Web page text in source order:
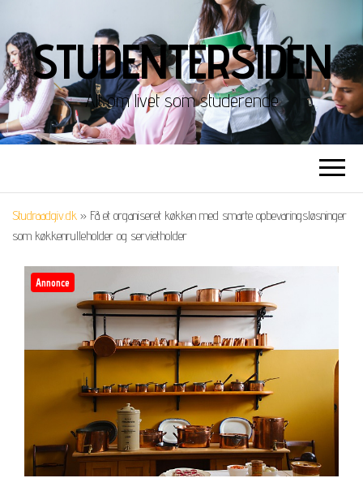
STUDENTERSIDEN
Alt om livet som studerende
Studraadgiv.dk » Få et organiseret køkken med smarte opbevaringsløsninger
som køkkenrulleholder og servietholder
Annonce